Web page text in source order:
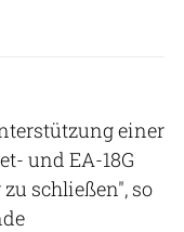
einer
und EA-18G
schließen", so